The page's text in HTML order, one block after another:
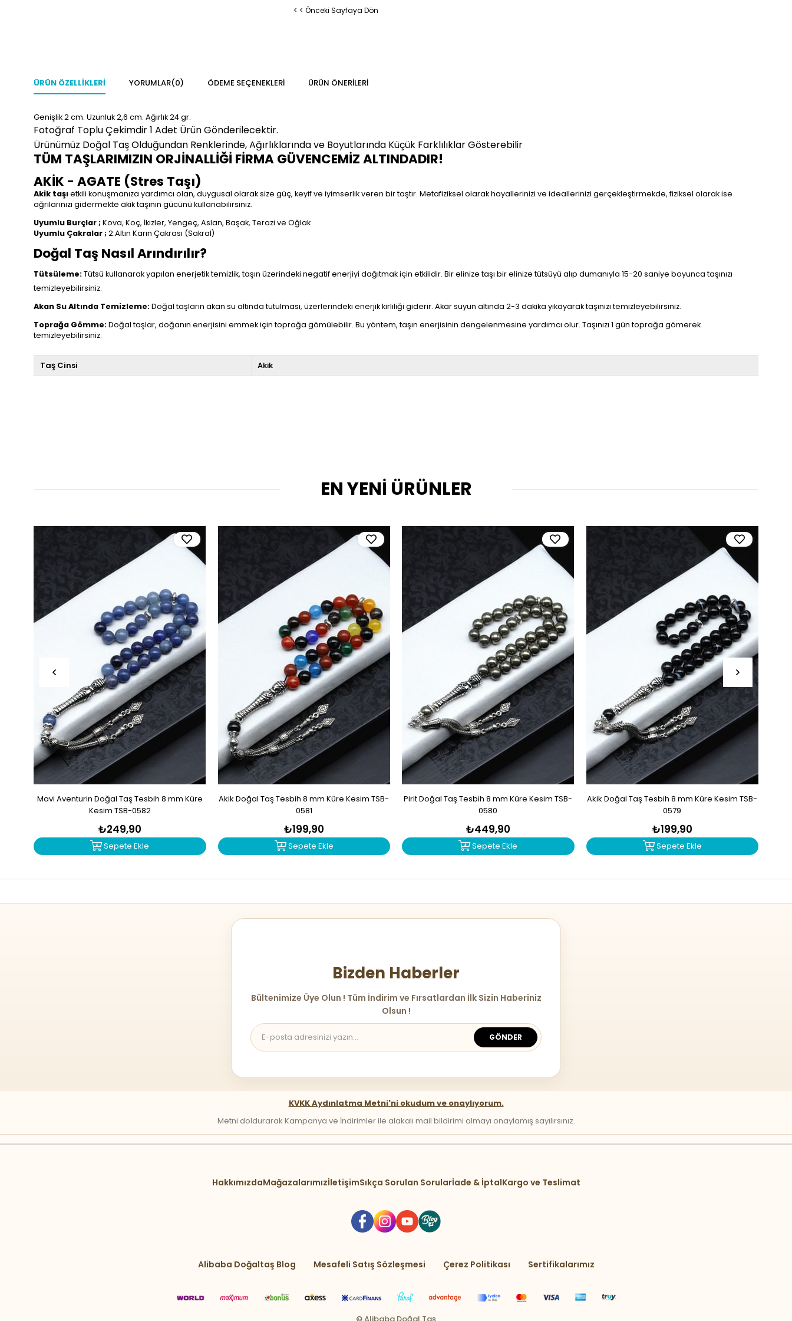
< < Önceki Sayfaya Dön
ÜRÜN ÖZELLIKLERI YORUMLAR(0) ÖDEME SEÇENEKLERI ÜRÜN ÖNERILERI
Genişlik 2cm. Uzunluk 2,6 cm. Ağırlık 24 gr.
Fotoğraf Toplu Çekimdir 1 Adet Ürün Gönderilecektir.
Ürünümüz Doğal Taş Olduğundan Renklerinde, Ağırlıklarında ve Boyutlarında Küçük Farklılıklar Gösterebilir
TÜM TAŞLARIMIZIN ORJİNALLİĞİ FİRMA GÜVENCEMİZ ALTINDADIR!
AKİK - AGATE (Stres Taşı)
Akik taşıetkili konuşmanıza yardımcı olan, duygusal olarak size güç, keyif ve iyimserlik veren bir taştır. Metafiziksel olarak hayallerinizi ve ideallerinizi gerçekleştirmekde, fiziksel olarak ise
ağrılarınızı gidermekte akik taşının gücünü kullanabilirsiniz.
Uyumlu Burçlar ;Kova, Koç, İkizler, Yengeç, Aslan, Başak, Terazi ve Oğlak
Uyumlu Çakralar ;2.Altın Karın Çakrası (Sakral)
Doğal Taş Nasıl Arındırılır?
Tütsüleme:Tütsü kullanarak yapılan enerjetik temizlik, taşın üzerindeki negatif enerjiyi dağıtmak için etkilidir. Bir elinize taşı bir elinize tütsüyü alıp dumanıyla 15-20 saniye boyunca taşınızı
temizleyebilirsiniz.
Akan Su Altında Temizleme:Doğal taşların akan su altında tutulması, üzerlerindeki enerjik kirliliği giderir. Akar suyun altında 2-3 dakika yıkayarak taşınızı temizleyebilirsiniz.
Toprağa Gömme:Doğal taşlar, doğanın enerjisini emmek için toprağa gömülebilir. Bu yöntem, taşın enerjisinin dengelenmesine yardımcı olur. Taşınızı 1 gün toprağa gömerek
temizleyebilirsiniz.
Taş Cinsi Akik
EN YENİ ÜRÜNLER
Mavi Aventurin Doğal Taş Tesbih 8 mm Küre
Kesim TSB-0582
₺249,90
Sepete Ekle
Akik Doğal Taş Tesbih 8 mm Küre Kesim TSB-
0581
₺199,90
Sepete Ekle
Pirit Doğal Taş Tesbih 8 mm Küre Kesim TSB-
0580
₺449,90
Sepete Ekle
Akik Doğal Taş Tesbih 8 mm Küre Kesim TSB-
0579
₺199,90
Sepete Ekle
Bizden Haberler
Bültenimize Üye Olun ! Tüm İndirim ve Fırsatlardan İlk Sizin Haberiniz
Olsun !
GÖNDER
KVKK Aydınlatma Metni'ni okudum ve onaylıyorum.
Metni doldurarak Kampanya ve İndirimler ile alakalı mail bildirimi almayı onaylamış sayılırsınız.
HakkımızdaMağazalarımızİletişimSıkça Sorulan Sorularİade & İptalKargo ve Teslimat
Alibaba Doğaltaş Blog Mesafeli Satış Sözleşmesi Çerez Politikası Sertifikalarımız